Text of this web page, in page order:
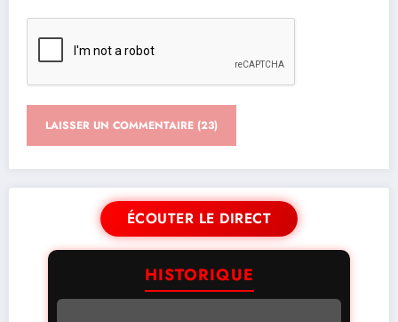
ÉCOUTER LE DIRECT
HISTORIQUE